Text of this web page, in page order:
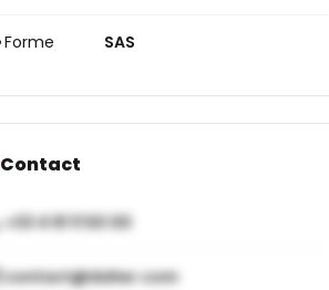
Forme SAS
Contact
+33 4 91 11 50 00
contact@daher.com